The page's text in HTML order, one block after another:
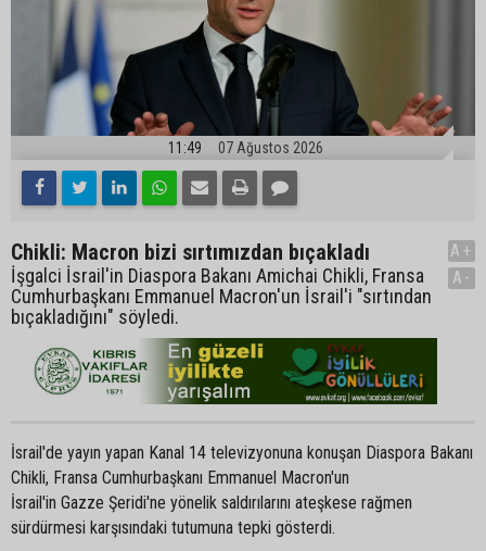
11:49 07 Ağustos 2026
Chikli: Macron bizi sırtımızdan bıçakladı
İşgalci İsrail'in Diaspora Bakanı Amichai Chikli, Fransa
Cumhurbaşkanı Emmanuel Macron'un İsrail'i "sırtından
bıçakladığını" söyledi.
A+
A-
İsrail'de yayın yapan Kanal 14 televizyonuna konuşan Diaspora Bakanı
Chikli, Fransa Cumhurbaşkanı Emmanuel Macron'un
İsrail'in Gazze Şeridi'ne yönelik saldırılarını ateşkese rağmen
sürdürmesi karşısındaki tutumuna tepki gösterdi.